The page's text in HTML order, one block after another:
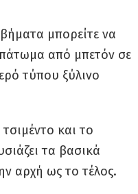
μπορείτε να
από μπετόν σε
τύπου ξύλινο
και το
τα βασικά
αρχή ως το τέλος.